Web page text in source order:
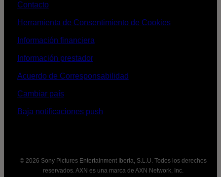
Contacto
Herramienta de Consentimiento de Cookies
Información financiera
Información prestador
Acuerdo de Corresponsabilidad
Cambiar país
Baja notificaciones push
© 2026 Sony Pictures Entertainment Iberia, S.L.U. Todos los derechos
reservados. AXN es una marca de AXN Network, Inc.